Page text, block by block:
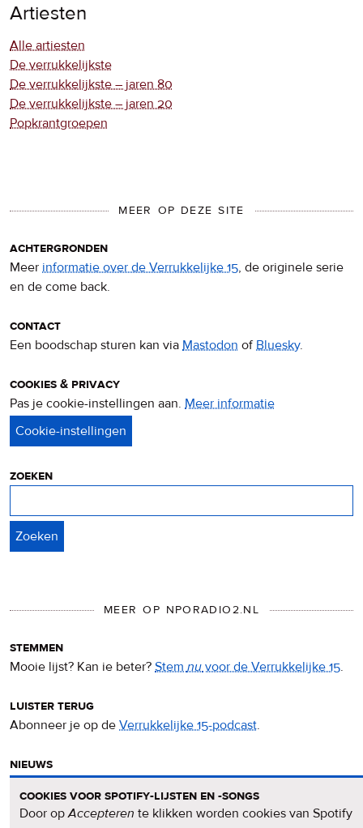
Artiesten
Alle artiesten
De verrukkelijkste
De verrukkelijkste – jaren 80
De verrukkelijkste – jaren 20
Popkrantgroepen
MEER OP DEZE SITE
achtergronden
Meer informatie over de Verrukkelijke 15, de originele serie
en de come back.
contact
Een boodschap sturen kan via Mastodon ofBluesky.
cookies & privacy
Pas je cookie-instellingen aan. Meer informatie
zoeken
MEER OP NPORADIO2.NL
stemmen
Mooie lijst? Kan ie beter? Stemnuvoor de Verrukkelijke 15.
luister terug
Abonneer je op de Verrukkelijke 15-podcast.
nieuws
nieuwsbrief
cookies voor spotify-lijsten en -songs
Door opAccepteren te klikken worden cookies van Spotify